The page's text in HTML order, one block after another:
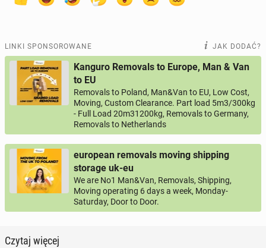
LINKI SPONSOROWANE JAK DODAĆ?
Kanguro Removals to Europe, Man & Van
to EU
Removals to Poland, Man&Van to EU, Low Cost,
Moving, Custom Clearance. Part load 5m3/300kg
- Full Load 20m31200kg, Removals to Germany,
Removals to Netherlands
european removals moving shipping
storage uk-eu
We are No1 Man&Van, Removals, Shipping,
Moving operating 6 days a week, Monday-
Saturday, Door to Door.
Czytaj więcej